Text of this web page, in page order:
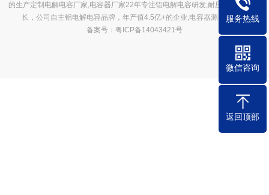
的生产定制电解电容厂家,电容器厂家22年专注铝电解电容研发,耐压性能高,寿命
长，公司自主铝电解电容品牌，年产值4.5亿+的企业,电容器源头厂家；
备案号：粤ICP备14043421号
服务热线
微信咨询
返回顶部